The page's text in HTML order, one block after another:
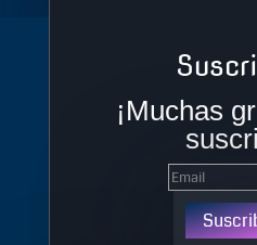
¡Muchas